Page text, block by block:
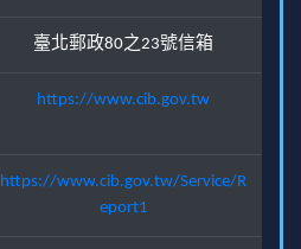
臺北郵政80之23號信箱
https://www.cib.gov.tw
https://www.cib.gov.tw/Service/R
eport1